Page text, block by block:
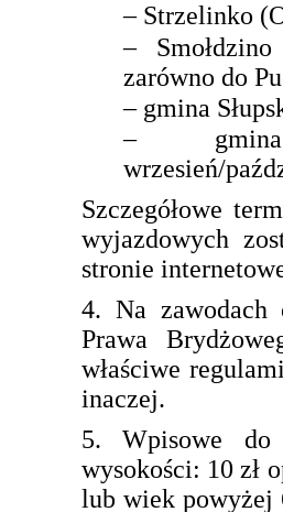
– Strzelinko
–
zarówno do
– gmina
–
wrzesień/
Szczegółowe
wyjazdowych
stronie
4. Na zawodach
Prawa
właściwe
inaczej.
5. Wpisowe
wysokości: 10 zł
lub wiek powyżej